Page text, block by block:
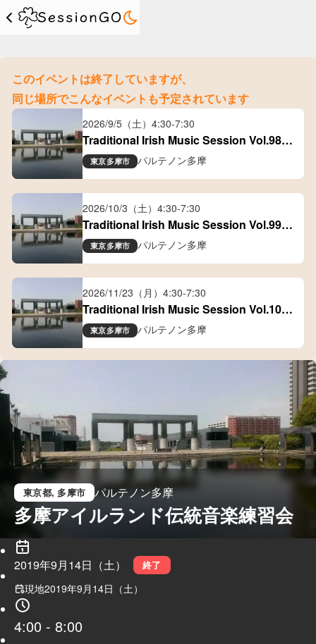
このイベントは終了していますが、
同じ場所でこんなイベントも予定されています
2026/9/5（土） 4:30-7:30
Traditional Irish Music Session Vol.98＠
Parthenon Tama
東京多摩市 パルテノン多摩
2026/10/3（土） 4:30-7:30
Traditional Irish Music Session Vol.99＠
Parthenon Tama
東京多摩市 パルテノン多摩
2026/11/23（月） 4:30-7:30
Traditional Irish Music Session Vol.100
＠Parthenon Tama
東京多摩市 パルテノン多摩
東京都, 多摩市 パルテノン多摩
多摩アイルランド伝統音楽練習会
2019年9月14日（土） 終了
現地2019年9月14日（土）
4:00 - 8:00